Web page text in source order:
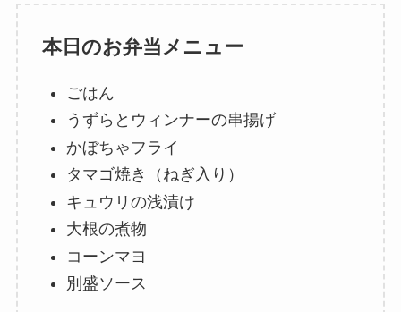
本日のお弁当メニュー
ごはん
うずらとウィンナーの串揚げ
かぼちゃフライ
タマゴ焼き（ねぎ入り）
キュウリの浅漬け
大根の煮物
コーンマヨ
別盛ソース